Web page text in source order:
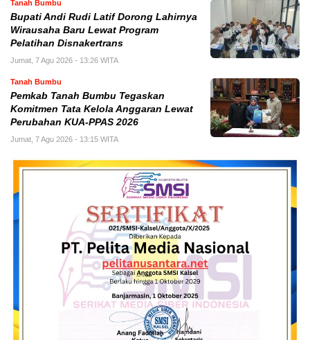
Tanah Bumbu
Bupati Andi Rudi Latif Dorong Lahirnya
Wirausaha Baru Lewat Program
Pelatihan Disnakertrans
Jumat, 7 Agu 2026 - 13:26 WITA
Tanah Bumbu
Pemkab Tanah Bumbu Tegaskan
Komitmen Tata Kelola Anggaran Lewat
Perubahan KUA-PPAS 2026
Jumat, 7 Agu 2026 - 13:15 WITA